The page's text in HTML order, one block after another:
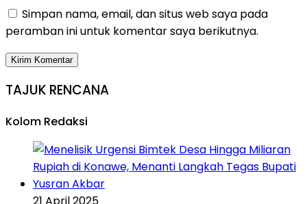
Simpan nama, email, dan situs web saya pada
peramban ini untuk komentar saya berikutnya.
TAJUK RENCANA
Kolom Redaksi